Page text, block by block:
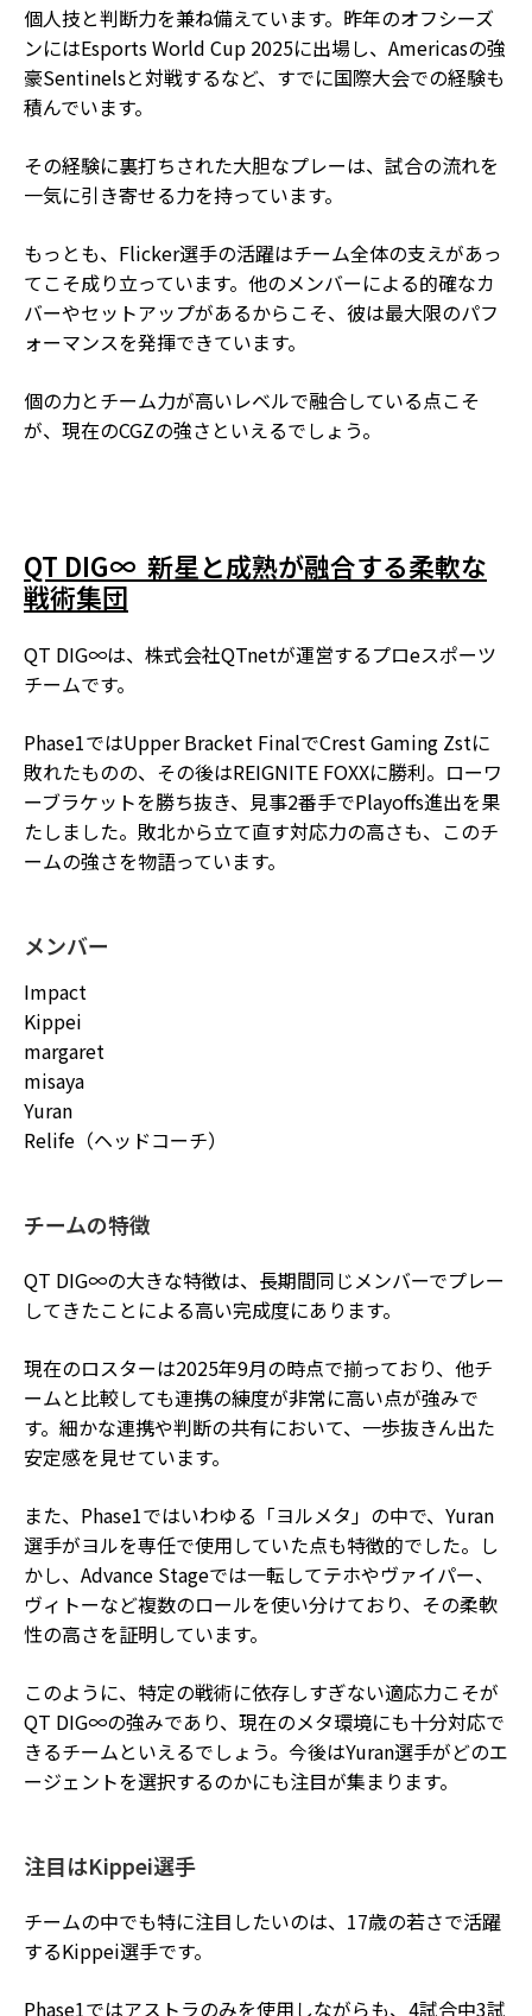
個人技と判断力を兼ね備えています。昨年のオフシーズ
ンにはEsports World Cup 2025に出場し、Americasの強
豪Sentinelsと対戦するなど、すでに国際大会での経験も
積んでいます。
その経験に裏打ちされた大胆なプレーは、試合の流れを
一気に引き寄せる力を持っています。
もっとも、Flicker選手の活躍はチーム全体の支えがあっ
てこそ成り立っています。他のメンバーによる的確なカ
バーやセットアップがあるからこそ、彼は最大限のパフ
ォーマンスを発揮できています。
個の力とチーム力が高いレベルで融合している点こそ
が、現在のCGZの強さといえるでしょう。
QT DIG∞ ―― 新星と成熟が融合する柔軟な
戦術集団
QT DIG∞は、株式会社QTnetが運営するプロeスポーツ
チームです。
Phase1ではUpper Bracket FinalでCrest Gaming Zstに
敗れたものの、その後はREIGNITE FOXXに勝利。ローワ
ーブラケットを勝ち抜き、見事2番手でPlayoffs進出を果
たしました。敗北から立て直す対応力の高さも、このチ
ームの強さを物語っています。
メンバー
Impact
Kippei
margaret
misaya
Yuran
Relife（ヘッドコーチ）
チームの特徴
QT DIG∞の大きな特徴は、長期間同じメンバーでプレー
してきたことによる高い完成度にあります。
現在のロスターは2025年9月の時点で揃っており、他チ
ームと比較しても連携の練度が非常に高い点が強みで
す。細かな連携や判断の共有において、一歩抜きん出た
安定感を見せています。
また、Phase1ではいわゆる「ヨルメタ」の中で、Yuran
選手がヨルを専任で使用していた点も特徴的でした。し
かし、Advance Stageでは一転してテホやヴァイパー、
ヴィトーなど複数のロールを使い分けており、その柔軟
性の高さを証明しています。
このように、特定の戦術に依存しすぎない適応力こそが
QT DIG∞の強みであり、現在のメタ環境にも十分対応で
きるチームといえるでしょう。今後はYuran選手がどのエ
ージェントを選択するのかにも注目が集まります。
注目はKippei選手
チームの中でも特に注目したいのは、17歳の若さで活躍
するKippei選手です。
Phase1ではアストラのみを使用しながらも、4試合中3試